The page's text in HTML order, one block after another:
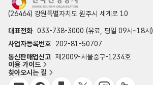
(26464) 강원특별자치도 원주시 세계로 10
대표전화 033-738-3000 (유료, 평일 09시~18시)
사업자등록번호
202-81-50707
통신판매업신고 제2009-서울중구-1234호
이용 가이드
찾아오시는 길